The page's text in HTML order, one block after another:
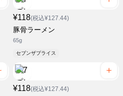
¥118(税込¥127.44)
豚骨ラーメン
65g
セブンザプライス
¥118(税込¥127.44)